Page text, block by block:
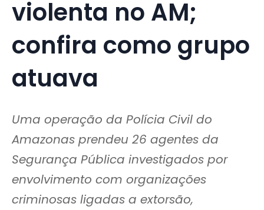
violenta no AM;
confira como grupo
atuava
Uma operação da Polícia Civil do
Amazonas prendeu 26 agentes da
Segurança Pública investigados por
envolvimento com organizações
criminosas ligadas a extorsão,